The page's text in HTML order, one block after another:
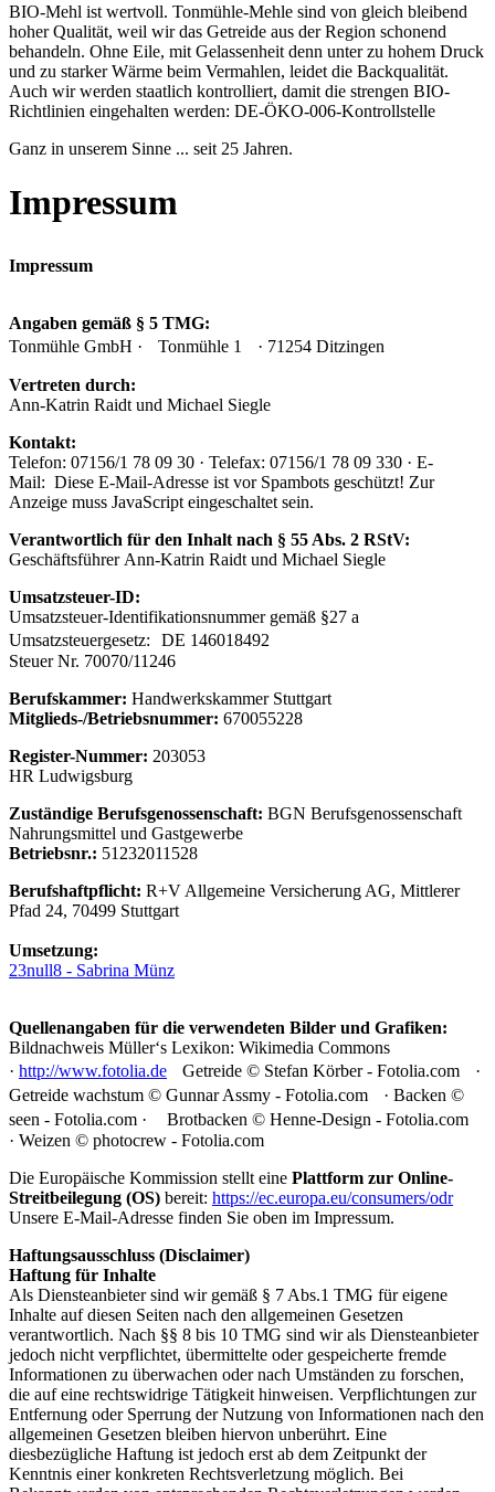
BIO-Mehl ist wertvoll. Tonmühle-Mehle sind von gleich bleibend
hoher Qualität, weil wir das Getreide aus der Region schonend
behandeln. Ohne Eile, mit Gelassenheit denn unter zu hohem Druck
und zu starker Wärme beim Vermahlen, leidet die Backqualität.
Auch wir werden staatlich kontrolliert, damit die strengen BIO-
Richtlinien eingehalten werden: DE-ÖKO-006-Kontrollstelle
Ganz in unserem Sinne ... seit 25 Jahren.
Impressum
Impressum
Angaben gemäß § 5 TMG:
Tonmühle GmbH · Tonmühle 1 · 71254 Ditzingen
Vertreten durch:
Ann-Katrin Raidt und Michael Siegle
Kontakt:
Telefon: 07156/1 78 09 30 · Telefax: 07156/1 78 09 330 · E-
Mail: Diese E-Mail-Adresse ist vor Spambots geschützt! Zur
Anzeige muss JavaScript eingeschaltet sein.
Verantwortlich für den Inhalt nach § 55 Abs. 2 RStV:
Geschäftsführer Ann-Katrin Raidt und Michael Siegle
Umsatzsteuer-ID:
Umsatzsteuer-Identifikationsnummer gemäß §27 a
Umsatzsteuergesetz: DE 146018492
Steuer Nr. 70070/11246
Berufskammer: Handwerkskammer Stuttgart
Mitglieds-/Betriebsnummer: 670055228
Register-Nummer: 203053
HR Ludwigsburg
Zuständige Berufsgenossenschaft: BGN Berufsgenossenschaft
Nahrungsmittel und Gastgewerbe
Betriebsnr.: 51232011528
Berufshaftpflicht: R+V Allgemeine Versicherung AG, Mittlerer
Pfad 24, 70499 Stuttgart
Umsetzung:
23null8 - Sabrina Münz
Quellenangaben für die verwendeten Bilder und Grafiken:
Bildnachweis Müller‘s Lexikon: Wikimedia Commons
· http://www.fotolia.de Getreide © Stefan Körber - Fotolia.com ·
Getreide wachstum © Gunnar Assmy - Fotolia.com · Backen ©
seen - Fotolia.com · Brotbacken © Henne-Design - Fotolia.com
· Weizen © photocrew - Fotolia.com
Die Europäische Kommission stellt eine Plattform zur Online-
Streitbeilegung (OS) bereit: https://ec.europa.eu/consumers/odr
Unsere E-Mail-Adresse finden Sie oben im Impressum.
Haftungsausschluss (Disclaimer)
Haftung für Inhalte
Als Diensteanbieter sind wir gemäß § 7 Abs.1 TMG für eigene
Inhalte auf diesen Seiten nach den allgemeinen Gesetzen
verantwortlich. Nach §§ 8 bis 10 TMG sind wir als Diensteanbieter
jedoch nicht verpflichtet, übermittelte oder gespeicherte fremde
Informationen zu überwachen oder nach Umständen zu forschen,
die auf eine rechtswidrige Tätigkeit hinweisen. Verpflichtungen zur
Entfernung oder Sperrung der Nutzung von Informationen nach den
allgemeinen Gesetzen bleiben hiervon unberührt. Eine
diesbezügliche Haftung ist jedoch erst ab dem Zeitpunkt der
Kenntnis einer konkreten Rechtsverletzung möglich. Bei